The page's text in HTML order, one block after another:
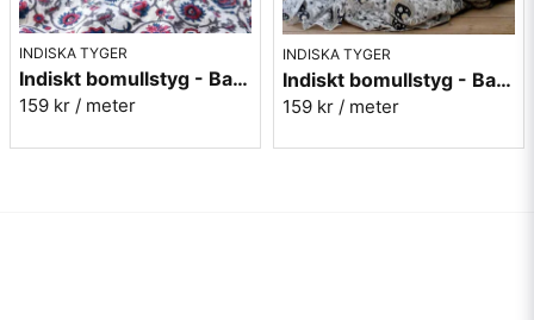
INDISKA TYGER
Indiskt bomullstyg - Batist - nr.2
159 kr / meter
INDISKA TYGER
Indiskt bomullstyg - Batist - nr.13
159 kr / meter